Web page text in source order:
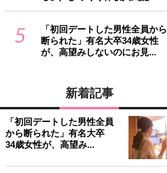
5
「初回デートした男性全員から
断られた」有名大卒34歳女性
が、高望みしないのにお見...
新着記事
「初回デートした男性全員
から断られた」有名大卒
34歳女性が、高望み...